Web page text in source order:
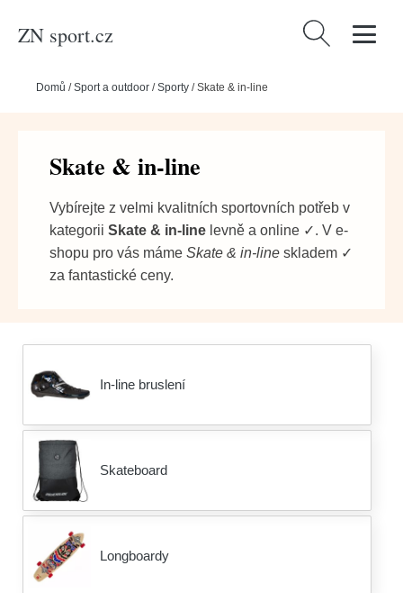
ZN sport.cz Vyhledávání
Domů /Sport a outdoor /Sporty /Skate & in-line
Skate & in-line
Vybírejte z velmi kvalitních sportovních potřeb v
kategorii Skate & in-line levně a online ✓. V e-
shopu pro vás máme Skate & in-line skladem ✓
za fantastické ceny.
In-line bruslení
Skateboard
Longboardy